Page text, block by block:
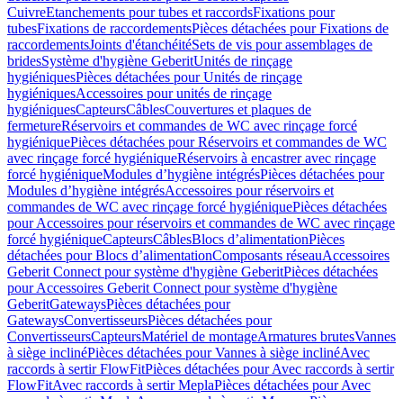
CuivreEtanchements pour tubes et raccordsFixations pour
tubesFixations de raccordementsPièces détachées pour Fixations de
raccordementsJoints d'étanchéitéSets de vis pour assemblages de
bridesSystème d'hygiène GeberitUnités de rinçage
hygiéniquesPièces détachées pour Unités de rinçage
hygiéniquesAccessoires pour unités de rinçage
hygiéniquesCapteursCâblesCouvertures et plaques de
fermetureRéservoirs et commandes de WC avec rinçage forcé
hygiéniquePièces détachées pour Réservoirs et commandes de WC
avec rinçage forcé hygiéniqueRéservoirs à encastrer avec rinçage
forcé hygiéniqueModules d’hygiène intégrésPièces détachées pour
Modules d’hygiène intégrésAccessoires pour réservoirs et
commandes de WC avec rinçage forcé hygiéniquePièces détachées
pour Accessoires pour réservoirs et commandes de WC avec rinçage
forcé hygiéniqueCapteursCâblesBlocs d’alimentationPièces
détachées pour Blocs d’alimentationComposants réseauAccessoires
Geberit Connect pour système d'hygiène GeberitPièces détachées
pour Accessoires Geberit Connect pour système d'hygiène
GeberitGatewaysPièces détachées pour
GatewaysConvertisseursPièces détachées pour
ConvertisseursCapteursMatériel de montageArmatures brutesVannes
à siège inclinéPièces détachées pour Vannes à siège inclinéAvec
raccords à sertir FlowFitPièces détachées pour Avec raccords à sertir
FlowFitAvec raccords à sertir MeplaPièces détachées pour Avec